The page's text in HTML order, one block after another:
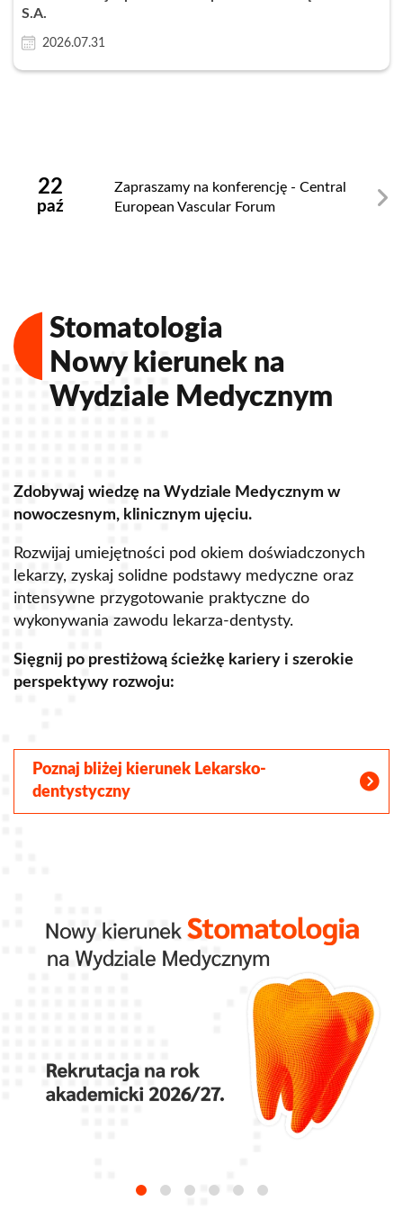
S.A.
2026.07.31
22
paź
Zapraszamy na konferencję - Central
European Vascular Forum
Stomatologia
Nowy kierunek na
Wydziale Medycznym
Zdobywaj wiedzę na Wydziale Medycznym w
nowoczesnym, klinicznym ujęciu.
Rozwijaj umiejętności pod okiem doświadczonych
lekarzy, zyskaj solidne podstawy medyczne oraz
intensywne przygotowanie praktyczne do
wykonywania zawodu lekarza-dentysty.
Sięgnij po prestiżową ścieżkę kariery i szerokie
perspektywy rozwoju:
Poznaj bliżej kierunek Lekarsko-
dentystyczny